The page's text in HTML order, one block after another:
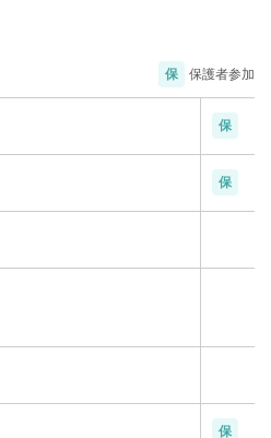
保 保護者参加
保
保
保